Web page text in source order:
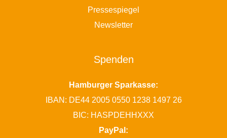
Pressespiegel
Newsletter
Spenden
Hamburger Sparkasse:
IBAN: DE44 2005 0550 1238 1497 26
BIC: HASPDEHHXXX
PayPal: